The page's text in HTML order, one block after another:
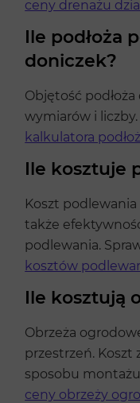
ceny drenażu
Ile podłoża
doniczek?
Objętość
wymiarów i
kalkulatora
Ile kosztuje
Koszt
także
podlewania.
kosztów
Ile kosztują
Obrzeża
przestrzeń. Koszt
sposobu
ceny obrzeży